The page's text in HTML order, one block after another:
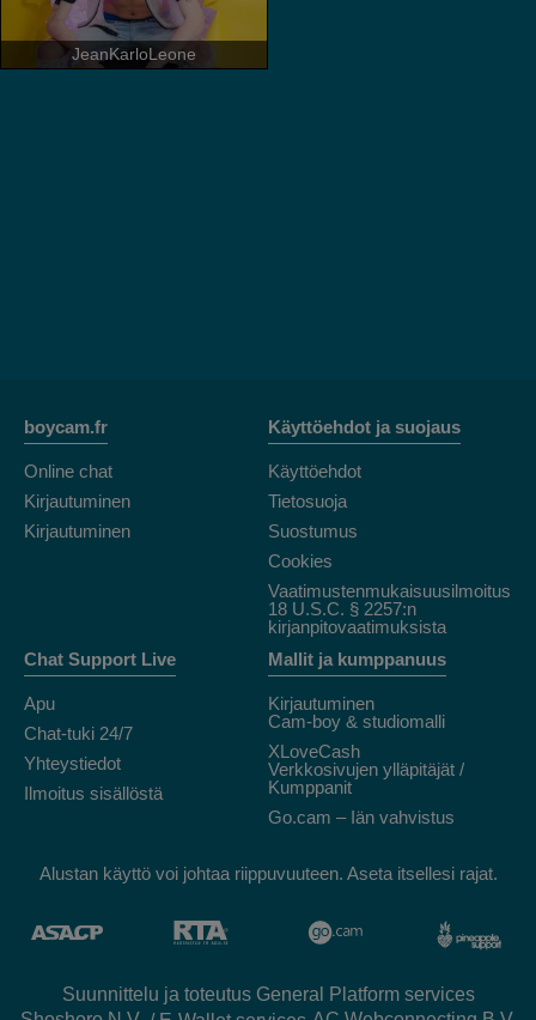
JeanKarloLeone
boycam.fr
Online chat
Kirjautuminen
Kirjautuminen
Käyttöehdot ja suojaus
Käyttöehdot
Tietosuoja
Suostumus
Cookies
Vaatimustenmukaisuusilmoitus
18 U.S.C. § 2257:n
kirjanpitovaatimuksista
Chat Support Live
Apu
Chat-tuki 24/7
Yhteystiedot
Ilmoitus sisällöstä
Mallit ja kumppanuus
Kirjautuminen
Cam-boy & studiomalli
XLoveCash
Verkkosivujen ylläpitäjät /
Kumppanit
Go.cam – Iän vahvistus
Alustan käyttö voi johtaa riippuvuuteen. Aseta itsellesi rajat.
Suunnittelu ja toteutus General Platform services